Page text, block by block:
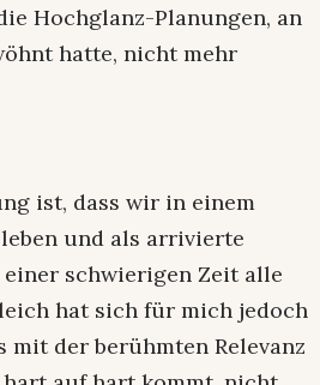
Hochglanz-Planungen, an
hatte, nicht mehr
ist, dass wir in einem
und als arrivierte
schwierigen Zeit alle
hat sich für mich jedoch
mit der berühmten Relevanz